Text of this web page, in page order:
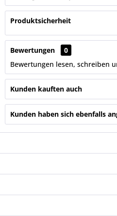
Produktsicherheit
Bewertungen
0
Bewertungen lesen, schreiben
Kunden kauften auch
Kunden haben sich ebenfalls